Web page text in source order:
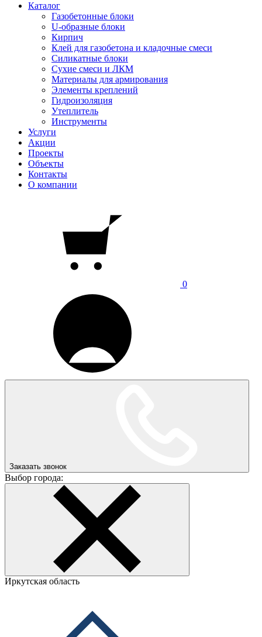
Каталог
Газобетонные блоки
U-образные блоки
Кирпич
Клей для газобетона и кладочные смеси
Силикатные блоки
Сухие смеси и ЛКМ
Материалы для армирования
Элементы креплений
Гидроизоляция
Утеплитель
Инструменты
Услуги
Акции
Проекты
Объекты
Контакты
О компании
0
Заказать звонок
Выбор города:
Иркутская область